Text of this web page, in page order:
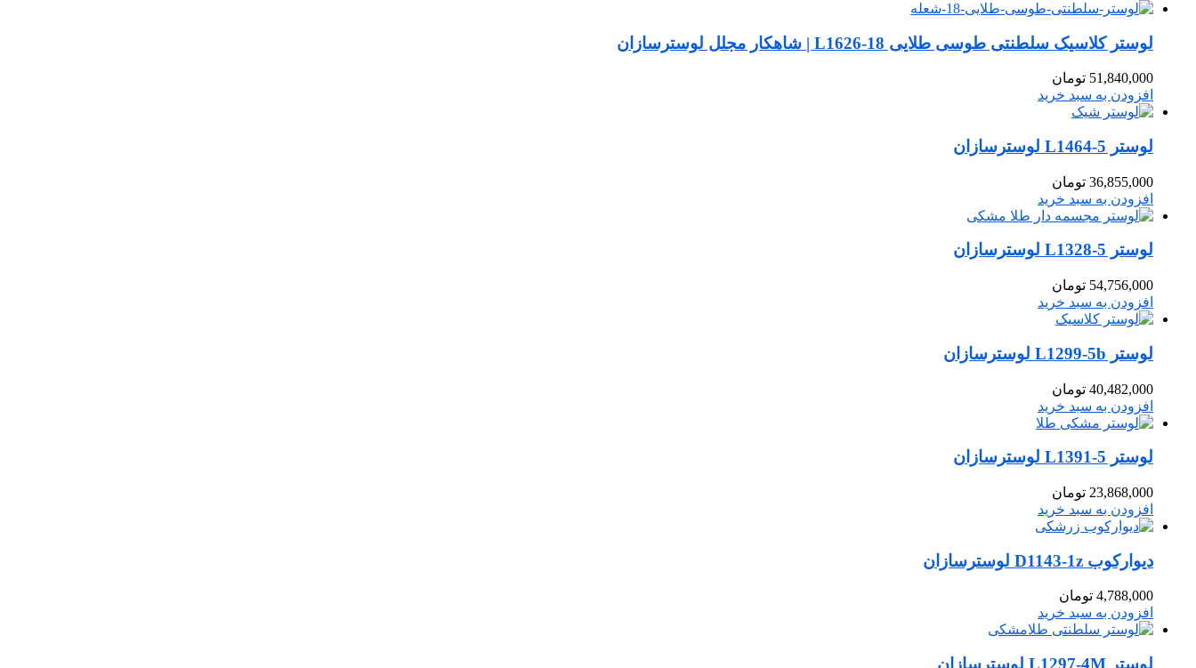
لوستر کلاسیک سلطنتی طوسی طلایی L1626-18 | شاهکار مجلل لوسترسازان
51,840,000 تومان
افزودن به سبد خرید
لوستر L1464-5 لوسترسازان
36,855,000 تومان
افزودن به سبد خرید
لوستر L1328-5 لوسترسازان
54,756,000 تومان
افزودن به سبد خرید
لوستر L1299-5b لوسترسازان
40,482,000 تومان
افزودن به سبد خرید
لوستر L1391-5 لوسترسازان
23,868,000 تومان
افزودن به سبد خرید
دیوارکوب D1143-1z لوسترسازان
4,788,000 تومان
افزودن به سبد خرید
لوستر L1297-4M لوسترسازان